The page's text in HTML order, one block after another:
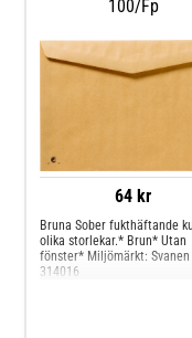
100/fp
64 kr
Bruna Sober fukthäftande
olika storlekar.* Brun* Utan
fönster* Miljömärkt: Svanen
314016